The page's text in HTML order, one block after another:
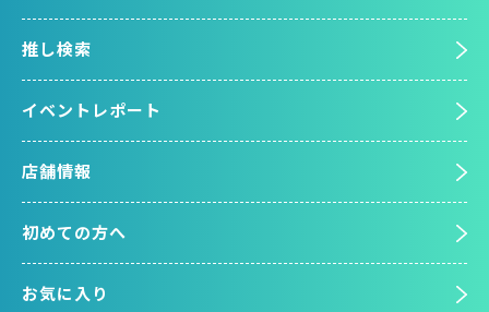
推し検索
イベントレポート
店舗情報
初めての方へ
お気に入り